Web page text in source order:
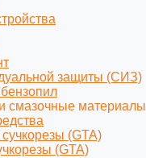
защиты (СИЗ)
смазочные материалы
(GTA)